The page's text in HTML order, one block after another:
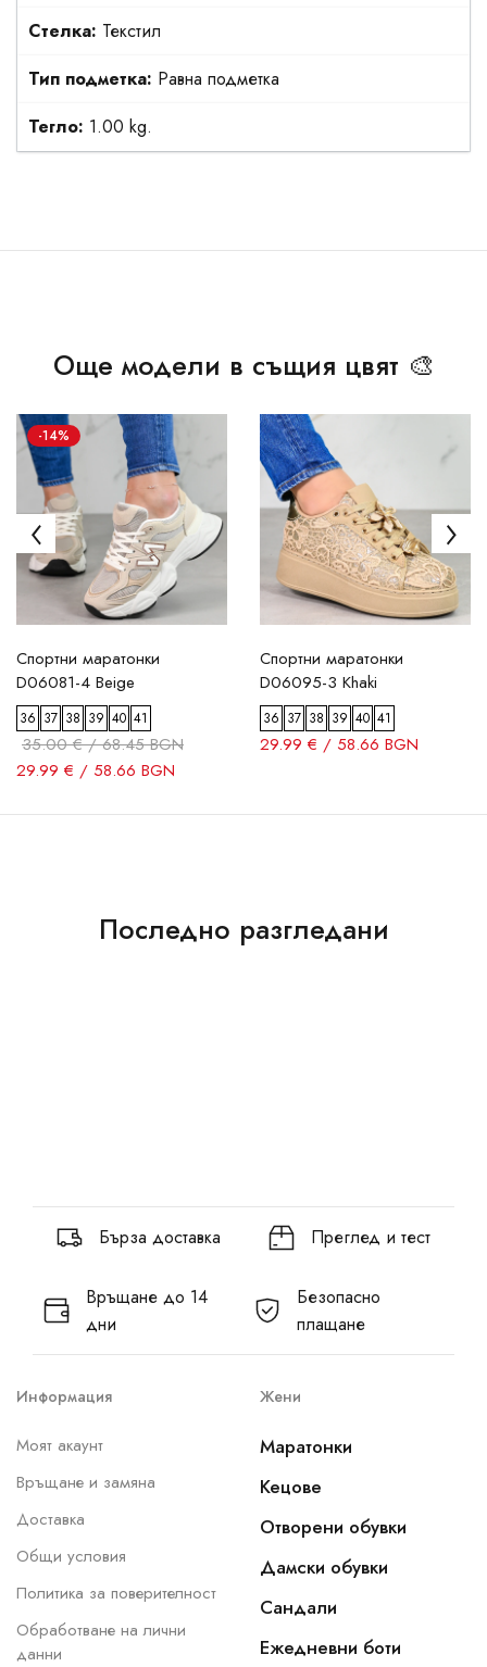
Стелка: Текстил
Тип подметка: Равна подметка
Тегло: 1.00 kg.
Още модели в същия цвят 🎨
-14%
Спортни маратонки
D06081-4 Beige
36 37 38 39 40 41
35.00 € / 68.45 BGN
29.99 € / 58.66 BGN
Спортни маратонки
D06095-3 Khaki
36 37 38 39 40 41
29.99 € / 58.66 BGN
Последно разгледани
Бърза доставка Преглед и тест
Връщане до 14
дни
Безопасно
плащане
Информация
Моят акаунт
Връщане и замяна
Доставка
Общи условия
Политика за поверителност
Обработване на лични
данни
Жени
Маратонки
Кецове
Отворени обувки
Дамски обувки
Сандали
Ежедневни боти